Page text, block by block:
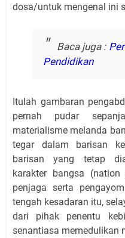
dosa/untuk mengenal ini
Baca juga :
Pendidikan
Itulah gambaran
pernah pudar
materialisme melanda
tegar dalam barisan
barisan yang tetap
karakter bangsa (nation
penjaga serta
tengah kesadaran itu,
dari pihak penentu
senantiasa memedulikan